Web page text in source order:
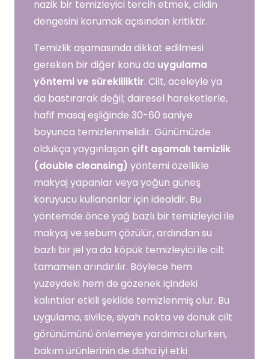
nazik bir temizleyici tercih etmek, cildin
dengesini korumak açısından kritiktir.
Temizlik aşamasında dikkat edilmesi
gereken bir diğer konu da uygulama
yöntemi ve sürekliliktir. Cilt, aceleyle ya
da bastırarak değil; dairesel hareketlerle,
hafif masaj eşliğinde 30-60 saniye
boyunca temizlenmelidir. Günümüzde
oldukça yaygınlaşan çift aşamalı temizlik
(double cleansing) yöntemi özellikle
makyaj yapanlar veya yoğun güneş
koruyucu kullananlar için idealdir. Bu
yöntemde önce yağ bazlı bir temizleyici ile
makyaj ve sebum çözülür, ardından su
bazlı bir jel ya da köpük temizleyici ile cilt
tamamen arındırılır. Böylece hem
yüzeydeki hem de gözenek içindeki
kalıntılar etkili şekilde temizlenmiş olur. Bu
uygulama, sivilce, siyah nokta ve donuk cilt
görünümünü önlemeye yardımcı olurken,
bakım ürünlerinin de daha iyi etki